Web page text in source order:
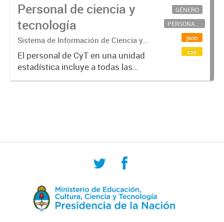
Personal de ciencia y
tecnología
Sistema de Información de Ciencia y
Tecnología Argentino (SICYTAR)
El personal de CyT en una unidad
estadística incluye a todas las
personas involucradas
GÉNERO
PERSONAL CIENTÍFICO-TECNOLÓGICO
json
csv